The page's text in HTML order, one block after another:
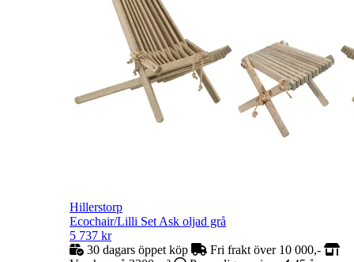
Hillerstorp
Ecochair/Lilli Set Ask oljad grå
5 737 kr
30 dagars öppet köp
Fri frakt över 10 000,-